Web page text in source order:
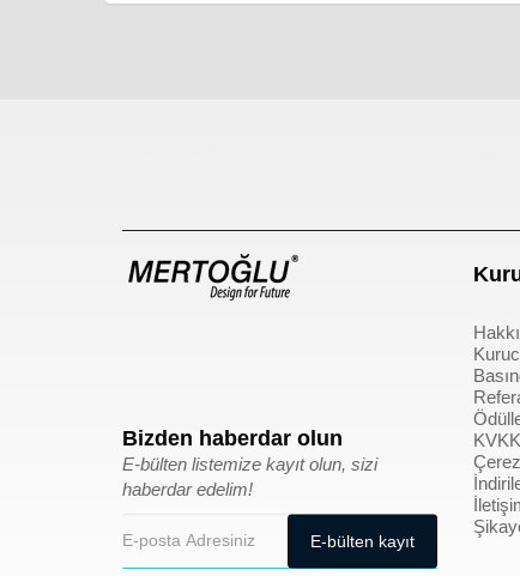
Bizden haberdar olun
E-bülten listemize kayıt olun, sizi
haberdar edelim!